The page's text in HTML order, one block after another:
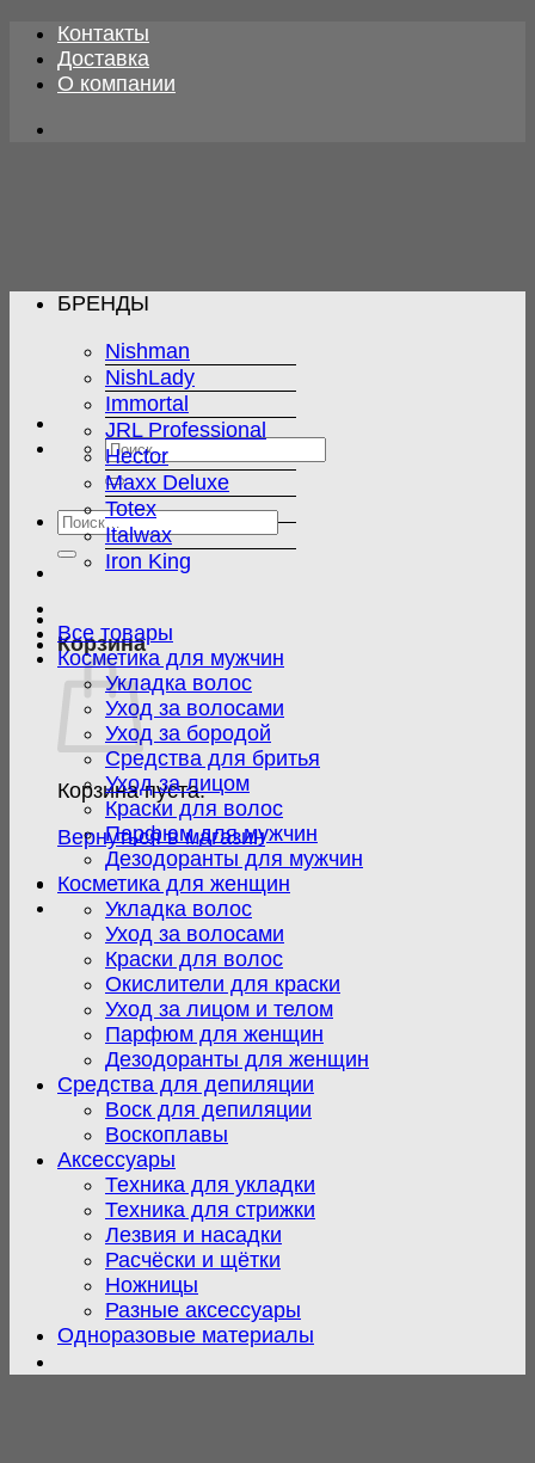
Skip
content
Контакты
Доставка
О компании
Искать:
Искать:
Корзина
Корзина пуста.
Вернуться в магазин
БРЕНДЫ
Nishman
NishLady
Immortal
JRL Professional
Hector
Maxx Deluxe
Totex
Italwax
Iron King
Все товары
Косметика для мужчин
Укладка волос
Уход за волосами
Уход за бородой
Средства для бритья
Уход за лицом
Краски для волос
Парфюм для мужчин
Дезодоранты для мужчин
Косметика для женщин
Укладка волос
Уход за волосами
Краски для волос
Окислители для краски
Уход за лицом и телом
Парфюм для женщин
Дезодоранты для женщин
Средства для депиляции
Воск для депиляции
Воскоплавы
Аксессуары
Техника для укладки
Техника для стрижки
Лезвия и насадки
Расчёски и щётки
Ножницы
Разные аксессуары
Одноразовые материалы